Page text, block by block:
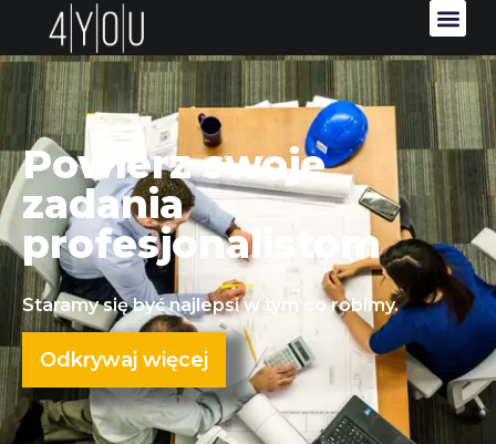
Powierz swoje
zadania
profesjonalistom
Staramy się być najlepsi w tym co robimy.
Odkrywaj więcej